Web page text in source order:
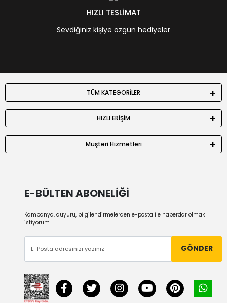
HIZLI TESLİMAT
Sevdiğiniz kişiye özgün hediyeler
TÜM KATEGORİLER
HIZLI ERİŞİM
Müşteri Hizmetleri
E-BÜLTEN ABONELİĞİ
Kampanya, duyuru, bilgilendirmelerden e-posta ile haberdar olmak
istiyorum.
GÖNDER